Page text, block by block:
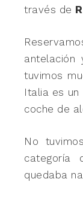
través de
antelación
tuvimos
Italia es
coche de
No
categoría
quedaba